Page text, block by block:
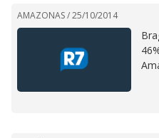
AMAZONAS /25/10/2014